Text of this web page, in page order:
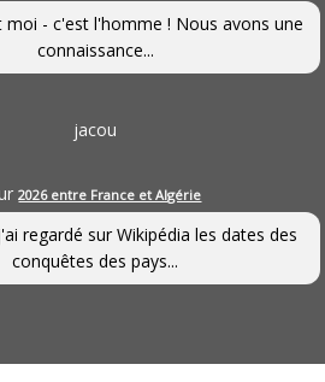
moi - c'est l'homme ! Nous avons une
connaissance...
jacou
2026 entre France et Algérie
regardé sur Wikipédia les dates des
conquêtes des pays...